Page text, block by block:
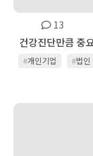
13
건강진단만큼 중
#개인기업 #법인